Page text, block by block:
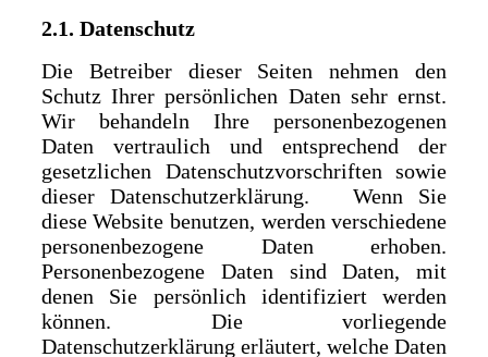
2.1. Datenschutz
Die Betreiber dieser Seiten nehmen den
Schutz Ihrer persönlichen Daten sehr ernst.
Wir behandeln Ihre personenbezogenen
Daten vertraulich und entsprechend der
gesetzlichen Datenschutzvorschriften sowie
dieser Datenschutzerklärung. Wenn Sie
diese Website benutzen, werden verschiedene
personenbezogene Daten erhoben.
Personenbezogene Daten sind Daten, mit
denen Sie persönlich identifiziert werden
können. Die vorliegende
Datenschutzerklärung erläutert, welche Daten